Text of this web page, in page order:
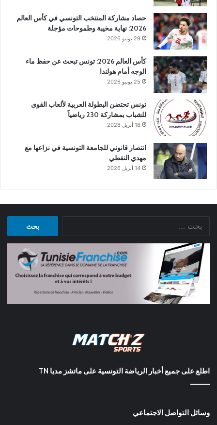
حصاد مشاركة المنتخب التونسي في كأس العالم
2026: نهاية مخيبة وطموحات مؤجلة
29 يونيو 2026
كأس العالم 2026: تونس تبحث عن حفظ ماء
الوجه أمام هولندا
25 يونيو 2026
تونس تحتضن البطولة العربية لألعاب القوى
للشباب بمشاركة 230 رياضياً
18 أبريل 2026
انتصار قانوني للجامعة التونسية في نزاعها مع
مهدي النفطي
14 أبريل 2026
اطلع على جميع أخبار الرياضة التونسية على ماتشز مديا TN
وسائل التواصل الاجتماعي